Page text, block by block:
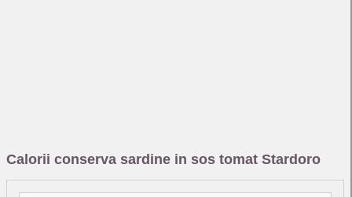
Calorii conserva sardine in sos tomat Stardoro